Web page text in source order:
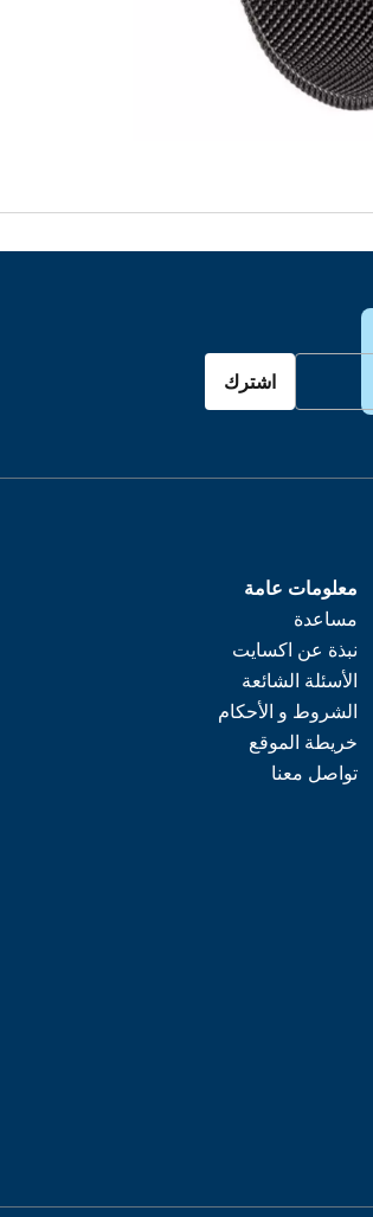
اشترك
معلومات عامة
مساعدة
نبذة عن اكسايت
الأسئلة الشائعة
الشروط و الأحكام
خريطة الموقع
تواصل معنا